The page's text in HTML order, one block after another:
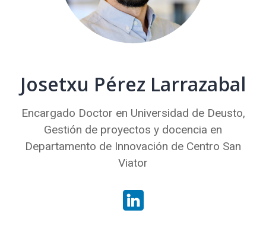
Josetxu Pérez Larrazabal
Encargado Doctor en Universidad de Deusto,
Gestión de proyectos y docencia en
Departamento de Innovación de Centro San
Viator